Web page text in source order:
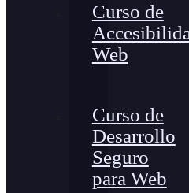
Curso de
Web
Curso de
Desarrollo
Seguro
para Web